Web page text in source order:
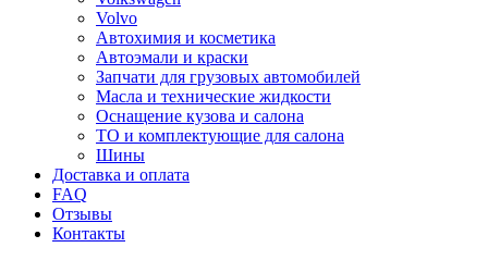
Volvo
Автохимия и косметика
Автоэмали и краски
Запчати для грузовых автомобилей
Масла и технические жидкости
Оснащение кузова и салона
ТО и комплектующие для салона
Шины
Доставка и оплата
FAQ
Отзывы
Контакты